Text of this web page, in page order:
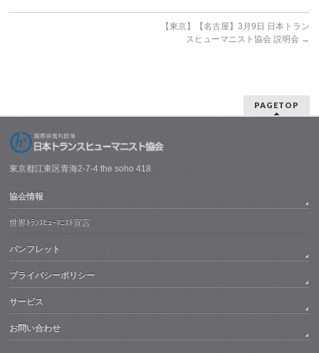
【東京】【名古屋】3月9日 日本トラン
スヒューマニスト協会 説明会 →
PAGETOP
東京都江東区青海2-7-4 the soho 418
協会情報
世界ﾄﾗﾝｽﾋｭｰﾏﾆｽﾄ宣言
パンフレット
プライバシーポリシー
サービス
お問い合わせ